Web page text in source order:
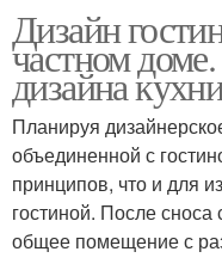
Дизайн
частном
дизайна
Планируя
объединенной с
принципов, что и для
гостиной. После
общее помещение с